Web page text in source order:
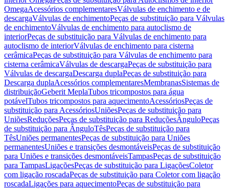
OmegaAcessórios complementaresVálvulas de enchimento e de
descargaVálvulas de enchimentoPeças de substituição para Válvulas
de enchimentoVálvulas de enchimento para autoclismo de
interiorPeças de substituição para Válvulas de enchimento para
autoclismo de interiorVálvulas de enchimento para cisterna
cerâmicaPeças de substituição para Válvulas de enchimento para
cisterna cerâmicaVálvulas de descargaPeças de substituição para
Válvulas de descargaDescarga duplaPeças de substituição para
Descarga duplaAcessórios complementaresMembranasSistemas de
distribuiçãoGeberit MeplaTubos tricompostos para água
potávelTubos tricompostos para aquecimentoAcessóriosPeças de
substituição para AcessóriosUniõesPeças de substituição para
UniõesReduçõesPeças de substituição para ReduçõesÂnguloPeças
de substituição para ÂnguloTêsPeças de substituição para
TêsUniões permanentesPeças de substituição para Uniões
permanentesUniões e transições desmontáveisPeças de substituição
para Uniões e transições desmontáveisTampasPeças de substituição
para TampasLigaçõesPeças de substituição para LigaçõesColetor
com ligação roscadaPeças de substituição para Coletor com ligação
roscadaLigações para aquecimentoPeças de substituição para